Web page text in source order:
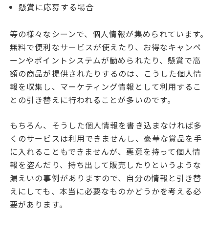
懸賞に応募する場合
等の様々なシーンで、個人情報が集められています。
無料で便利なサービスが使えたり、お得なキャンペ
ーンやポイントシステムが勧められたり、懸賞で高
額の商品が提供されたりするのは、こうした個人情
報を収集し、マーケティング情報として利用するこ
との引き替えに行われることが多いのです。
もちろん、そうした個人情報を書き込まなければ多
くのサービスは利用できませんし、豪華な賞品を手
に入れることもできませんが、悪意を持って個人情
報を盗んだり、持ち出して販売したりというような
漏えいの事例がありますので、自分の情報と引き替
えにしても、本当に必要なものかどうかを考える必
要があります。